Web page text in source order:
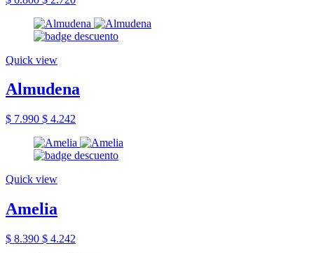
Quick view
Almudena
$ 7.990 $ 4.242
Quick view
Amelia
$ 8.390 $ 4.242